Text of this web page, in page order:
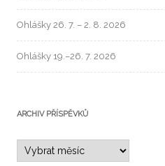
Ohlášky 26. 7. – 2. 8. 2026
Ohlášky 19.–26. 7. 2026
ARCHIV PŘÍSPĚVKŮ